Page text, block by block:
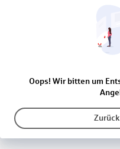
Oops! Wir bitten um